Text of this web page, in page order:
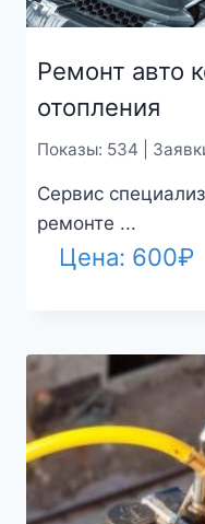
Ремонт авто
отопления
Показы: 534 |
Сервис
ремонте ...
Цена: 600₽